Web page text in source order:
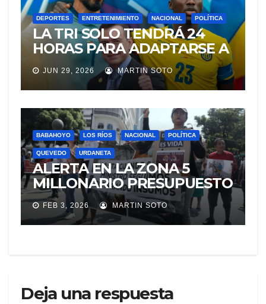
DEPORTES ENTRETENIMIENTO NACIONAL POLÍTICA
LA TRI SOLO TENDRÁ 24
HORAS PARA ADAPTARSE A
LA ALTURA DE CIUDAD DE
MÉXICO ANTES DEL
PARTIDO
JUN 29, 2026 MARTIN SOTO
BABAHOYO LOS RÍOS NACIONAL POLÍTICA
QUEVEDO URDANETA
ALERTA EN LA ZONA 5
MILLONARIO PRESUPUESTO
A DIALIZADORAS DE SANTA
ELENA GENERA
PREOCUPACIÓN
FEB 3, 2026 MARTIN SOTO
Deja una respuesta